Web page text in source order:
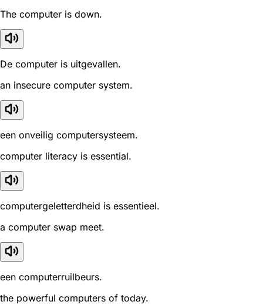
The computer is down.
De computer is uitgevallen.
an insecure computer system.
een onveilig computersysteem.
computer literacy is essential.
computergeletterdheid is essentieel.
a computer swap meet.
een computerruilbeurs.
the powerful computers of today.